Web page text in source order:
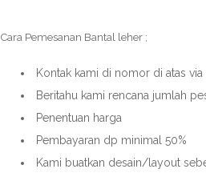
Cara Pemesanan Bantal leher ;
Kontak kami di nomor di atas
Beritahu kami rencana jumlah
Penentuan harga
Pembayaran dp minimal 50%
Kami buatkan desain/layout